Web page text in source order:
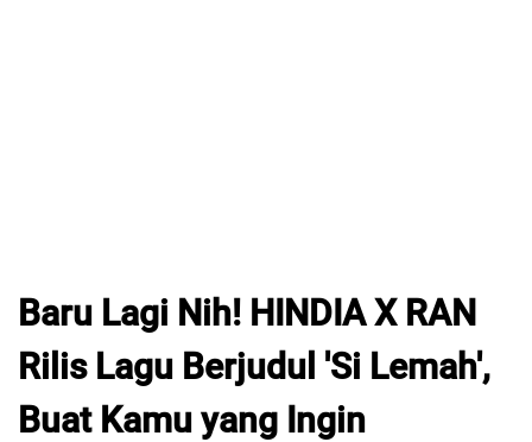
Baru Lagi Nih! HINDIA X RAN
Rilis Lagu Berjudul 'Si Lemah',
Buat Kamu yang Ingin